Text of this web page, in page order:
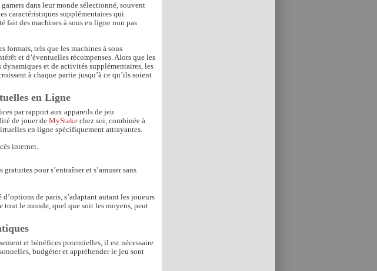
dans leur monde sélectionné, souvent
caractéristiques supplémentaires qui
fait des machines à sous en ligne non pas
formats, tels que les machines à sous
et d’éventuelles récompenses. Alors que les
et de activités supplémentaires, les
à chaque partie jusqu’à ce qu’ils soient
en Ligne
par rapport aux appareils de jeu
de jouer de MyStake chez soi, combinée à
en ligne spécifiquement attrayantes.
internet.
pour s’entraîner et s’amuser sans
de paris, s’adaptant autant les joueurs
le monde, quel que soit les moyens, peut
et bénéfices potentielles, il est nécessaire
budgéter et appréhender le jeu sont